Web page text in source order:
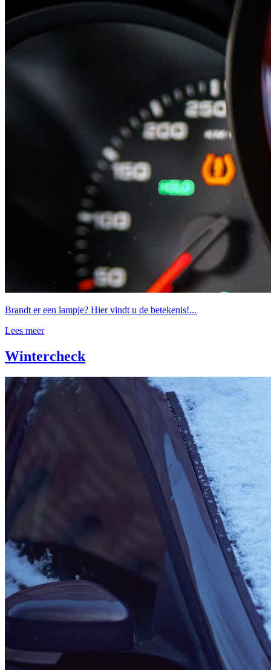
Brandt er een lampje? Hier vindt u de betekenis!...
Lees meer
Wintercheck